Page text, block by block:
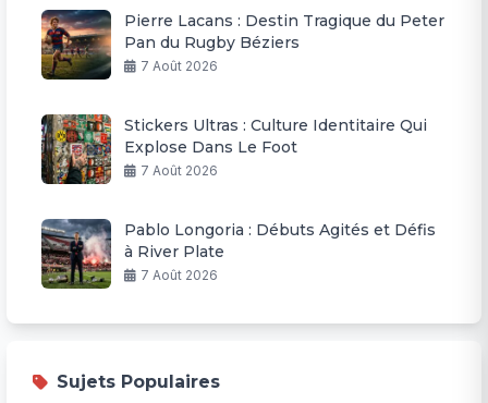
Pierre Lacans : Destin Tragique du Peter
Pan du Rugby Béziers
7 Août 2026
Stickers Ultras : Culture Identitaire Qui
Explose Dans Le Foot
7 Août 2026
Pablo Longoria : Débuts Agités et Défis
à River Plate
7 Août 2026
Sujets Populaires